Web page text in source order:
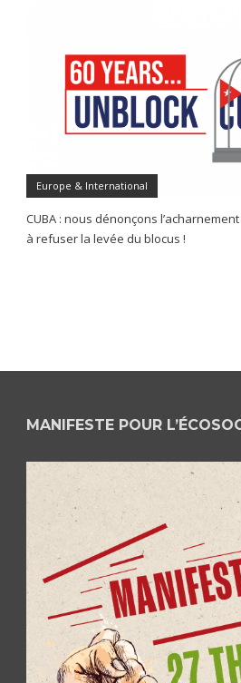
Europe & International
CUBA : nous dénonçons
à refuser la levée du blocus !
MANIFESTE POUR